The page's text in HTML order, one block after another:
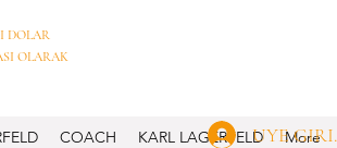
DOLAR
OLARAK
COACH KARL LAGERFELD More
UYE